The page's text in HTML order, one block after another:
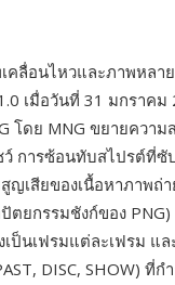
คลื่อนไหวและภาพหล
เมื่อวันที่ 31 มกราค
โดย MNG ขยายความ
ว์ การซ้อนทับสไปรต์ที่
ญเสียของเนื้อหาภาพถ่
ตยกรรมชังก์ของ
ป็นเฟรมแต่ละเฟรม แ
DISC, SHOW) ที่